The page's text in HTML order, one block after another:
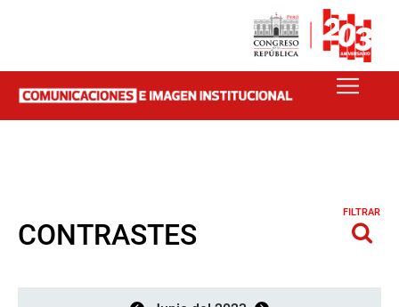
CONTRASTES
FILTRAR